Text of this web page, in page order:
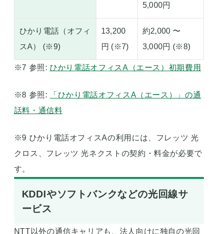
5,000円
ひかり電話（オフィ
スA） (※9)
13,200
円 (※7)
約2,000 〜
3,000円 (※8)
※7 参照:ひかり電話オフィスA（エース）初期費用
※8 参照:
「ひかり電話オフィスA（エース）」の通
話料・通信料
※9 ひかり電話オフィスAの利用には、フレッツ 光
クロス、フレッツ 光ネクストの契約・料金が必要で
す。
KDDIやソフトバンクなどの光回線サ
ービス
NTT以外の通信キャリアも、法人向けに独自の光回